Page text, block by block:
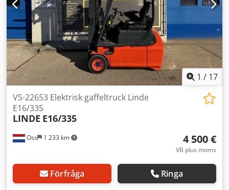
1 / 17
Oss 1 233 km
VS-22653 Elektrisk gaffeltruck Linde
E16/335
LINDE E16/335
4 500 €
VB plus moms
Förfråga Ringa